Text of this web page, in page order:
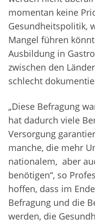
momentan keine
Gesundheitspolitik,
Mangel führen
Ausbildung in
zwischen den
schlecht
„Diese Befragung
hat dadurch viele
Versorgung
manche, die mehr
nationalem, aber
benötigen“, so
hoffen, dass im
Befragung und die
werden, die